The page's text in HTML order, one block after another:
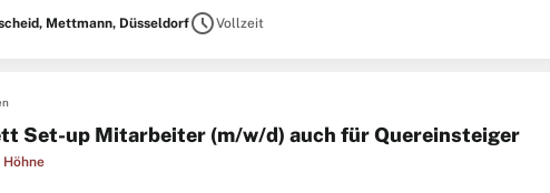
Mettmann, DüsseldorfscheduleVollzeit
Set-up Mitarbeiter (m/w/d) auch für Quereinsteiger
Höhne